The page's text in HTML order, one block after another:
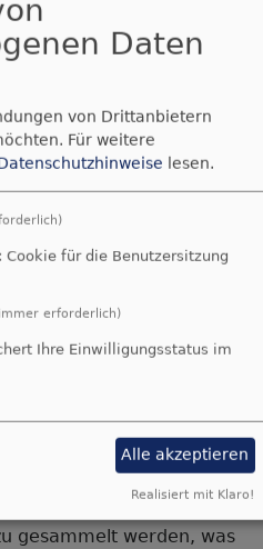
die Nutzung dieser
IP-Adresse an
Außerdem wird ein
in Ihrem Computer
sobald Sie nach Ihrer
den Browser schließen.
speichert, erfahren
von OpenStreetMap.
Plugin der Open-Source-
(ehem. Piwik), das
eigenen Servern
gesetzt werden. So
Tracking und
gesammelt werden, was
Daten
von Drittanbietern
Für weitere
lesen.
Cookie für die Benutzersitzung
erforderlich)
Ihre Einwilligungsstatus im
Alle akzeptieren
Realisiert mit Klaro!